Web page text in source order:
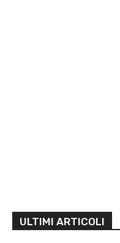
ULTIMI ARTICOLI